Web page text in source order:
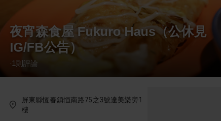
夜宵森食屋 Fukuro Haus（公休見
IG/FB公告）
·1 則評論
屏東縣恆春鎮恒南路75之3號達美樂旁1
樓